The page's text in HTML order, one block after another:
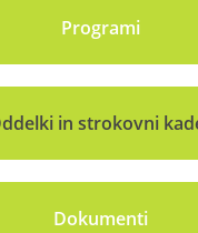
Programi
in strokovni
Dokumenti